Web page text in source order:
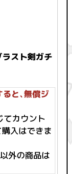
スト剣ガチ
と、無償ジ
カウント
入はできま
外の商品は